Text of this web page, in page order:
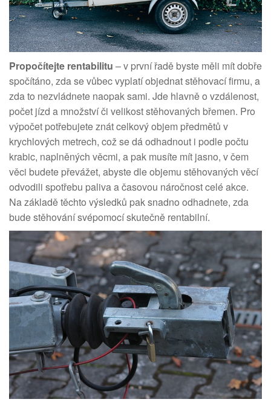
Propočítejte rentabilitu – v první řadě byste měli mít dobře
spočítáno, zda se vůbec vyplatí objednat stěhovací firmu, a
zda to nezvládnete naopak sami. Jde hlavně o vzdálenost,
počet jízd a množství či velikost stěhovaných břemen. Pro
výpočet potřebujete znát celkový objem předmětů v
krychlových metrech, což se dá odhadnout i podle počtu
krabic, naplněných věcmi, a pak musíte mít jasno, v čem
věci budete převážet, abyste dle objemu stěhovaných věcí
odvodili spotřebu paliva a časovou náročnost celé akce.
Na základě těchto výsledků pak snadno odhadnete, zda
bude stěhování svépomocí skutečně rentabilní.